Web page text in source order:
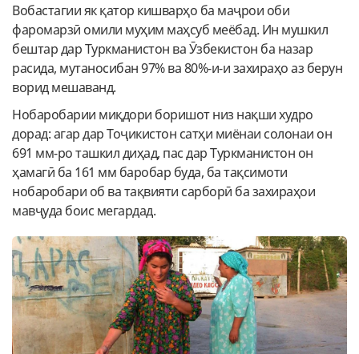
Вобастагии як қатор кишварҳо ба маҷрои оби
фаромарзӣ омили муҳим маҳсуб меёбад. Ин мушкил
бештар дар Туркманистон ва Ӯзбекистон ба назар
расида, мутаносибан 97% ва 80%-и-и захираҳо аз берун
ворид мешаванд.
Нобаробарии миқдори боришот низ нақши худро
дорад: агар дар Тоҷикистон сатҳи миёнаи солонаи он
691 мм-ро ташкил диҳад, пас дар Туркманистон он
ҳамагӣ ба 161 мм баробар буда, ба тақсимоти
нобаробари об ва тақвияти сарборӣ ба захираҳои
мавҷуда боис мегардад.